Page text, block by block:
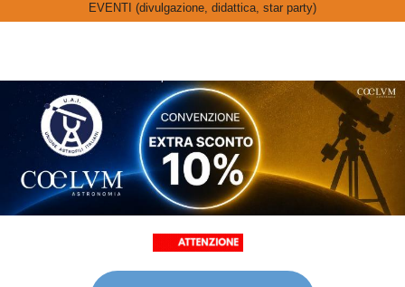
EVENTI (divulgazione, didattica, star party)